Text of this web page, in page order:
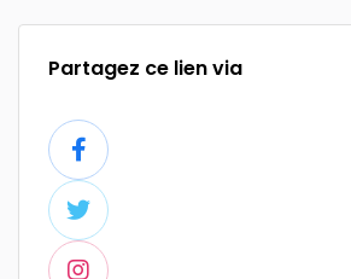
Partagez ce lien via